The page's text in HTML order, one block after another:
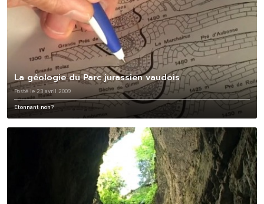
La géologie du Parc jurassien vaudois
Posté le 23 avril 2009
Etonnant non?